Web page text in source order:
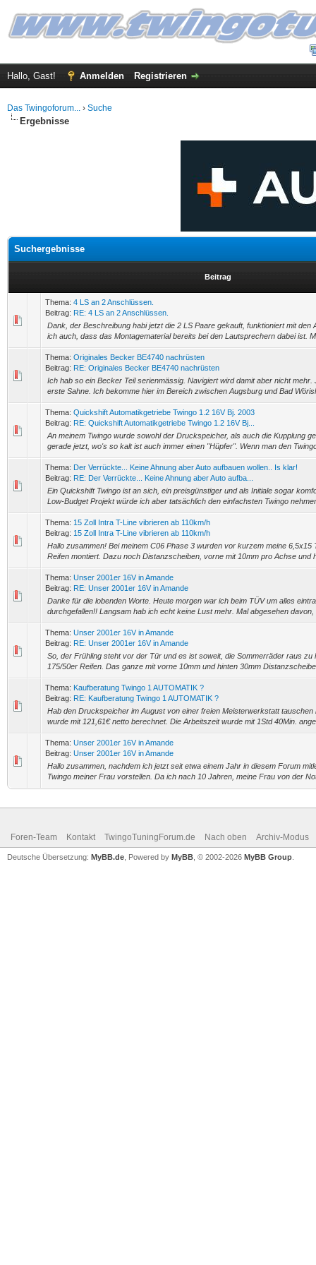
Hallo, Gast! Anmelden Registrieren
Das Twingoforum... › Suche
Ergebnisse
Suchergebnisse
Beitrag
Thema: 4 LS an 2 Anschlüssen.
Beitrag: RE: 4 LS an 2 Anschlüssen.
Dank, der Beschreibung habi jetzt die 2 LS Paare gekauft, funktioniert mit den
ich auch, dass das Montagematerial bereits bei den Lautsprechern dabei ist.
Thema: Originales Becker BE4740 nachrüsten
Beitrag: RE: Originales Becker BE4740 nachrüsten
Ich hab so ein Becker Teil serienmässig. Navigiert wird damit aber nicht
erste Sahne. Ich bekomme hier im Bereich zwischen Augsburg und Bad
Thema: Quickshift Automatikgetriebe Twingo 1.2 16V Bj. 2003
Beitrag: RE: Quickshift Automatikgetriebe Twingo 1.2 16V Bj...
An meinem Twingo wurde sowohl der Druckspeicher, als auch die Kupplung
gerade jetzt, wo's so kalt ist auch immer einen "Hüpfer". Wenn man den
Thema: Der Verrückte... Keine Ahnung aber Auto aufbauen wollen.. Is klar!
Beitrag: RE: Der Verrückte... Keine Ahnung aber Auto aufba...
Ein Quickshift Twingo ist an sich, ein preisgünstiger und als Initiale sogar
Low-Budget Projekt würde ich aber tatsächlich den einfachsten Twingo
Thema: 15 Zoll Intra T-Line vibrieren ab 110km/h
Beitrag: 15 Zoll Intra T-Line vibrieren ab 110km/h
Hallo zusammen! Bei meinem C06 Phase 3 wurden vor kurzem meine 6,5x15
Reifen montiert. Dazu noch Distanzscheiben, vorne mit 10mm pro Achse und
Thema: Unser 2001er 16V in Amande
Beitrag: RE: Unser 2001er 16V in Amande
Danke für die lobenden Worte. Heute morgen war ich beim TÜV um alles
durchgefallen!! Langsam hab ich echt keine Lust mehr. Mal abgesehen
Thema: Unser 2001er 16V in Amande
Beitrag: RE: Unser 2001er 16V in Amande
So, der Frühling steht vor der Tür und es ist soweit, die Sommerräder raus zu
175/50er Reifen. Das ganze mit vorne 10mm und hinten 30mm
Thema: Kaufberatung Twingo 1 AUTOMATIK ?
Beitrag: RE: Kaufberatung Twingo 1 AUTOMATIK ?
Hab den Druckspeicher im August von einer freien Meisterwerkstatt
wurde mit 121,61€ netto berechnet. Die Arbeitszeit wurde mit 1Std 40Min.
Thema: Unser 2001er 16V in Amande
Beitrag: Unser 2001er 16V in Amande
Hallo zusammen, nachdem ich jetzt seit etwa einem Jahr in diesem Forum
Twingo meiner Frau vorstellen. Da ich nach 10 Jahren, meine Frau von der
Foren-Team Kontakt TwingoTuningForum.de Nach oben Archiv-Modus
Deutsche Übersetzung: MyBB.de , Powered by MyBB , © 2002-2026 MyBB Group